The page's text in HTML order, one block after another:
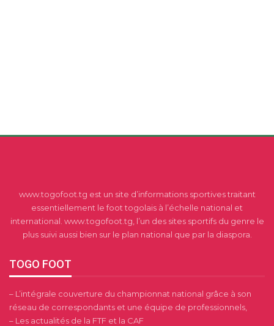
www.togofoot.tg est un site d’informations sportives traitant
essentiellement le foot togolais à l’échelle national et
international. www.togofoot.tg, l’un des sites sportifs du genre le
plus suivi aussi bien sur le plan national que par la diaspora.
TOGO FOOT
– L’intégrale couverture du championnat national grâce à son
réseau de correspondants et une équipe de professionnels,
– Les actualités de la FTF et la CAF